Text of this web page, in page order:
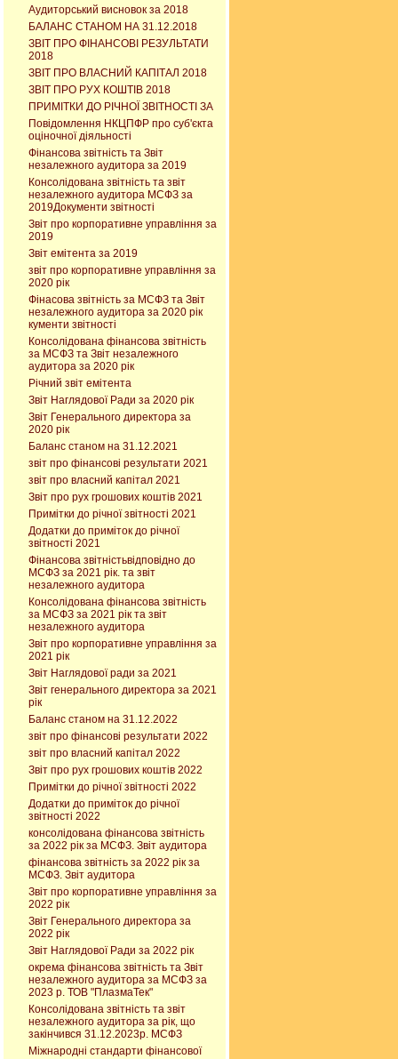
Аудиторський висновок за 2018
БАЛАНС СТАНОМ НА 31.12.2018
ЗВІТ ПРО ФІНАНСОВІ РЕЗУЛЬТАТИ
2018
ЗВІТ ПРО ВЛАСНИЙ КАПІТАЛ 2018
ЗВІТ ПРО РУХ КОШТІВ 2018
ПРИМІТКИ ДО РІЧНОЇ ЗВІТНОСТІ ЗА
Повідомлення НКЦПФР про суб'єкта
оціночної діяльності
Фінансова звітність та Звіт
незалежного аудитора за 2019
Консолідована звітність та звіт
незалежного аудитора МСФЗ за
2019Документи звітності
Звіт про корпоративне управління за
2019
Звіт емітента за 2019
звіт про корпоративне управління за
2020 рік
Фінасова звітність за МСФЗ та Звіт
незалежного аудитора за 2020 рік
кументи звітності
Консолідована фінансова звітність
за МСФЗ та Звіт незалежного
аудитора за 2020 рік
Річний звіт емітента
Звіт Наглядової Ради за 2020 рік
Звіт Генерального директора за
2020 рік
Баланс станом на 31.12.2021
звіт про фінансові результати 2021
звіт про власний капітал 2021
Звіт про рух грошових коштів 2021
Примітки до річної звітності 2021
Додатки до приміток до річної
звітності 2021
Фінансова звітністьвідповідно до
МСФЗ за 2021 рік. та звіт
незалежного аудитора
Консолідована фінансова звітність
за МСФЗ за 2021 рік та звіт
незалежного аудитора
Звіт про корпоративне управління за
2021 рік
Звіт Наглядової ради за 2021
Звіт генерального директора за 2021
рік
Баланс станом на 31.12.2022
звіт про фінансові результати 2022
звіт про власний капітал 2022
Звіт про рух грошових коштів 2022
Примітки до річної звітності 2022
Додатки до приміток до річної
звітності 2022
консолідована фінансова звітність
за 2022 рік за МСФЗ. Звіт аудитора
фінансова звітність за 2022 рік за
МСФЗ. Звіт аудитора
Звіт про корпоративне управління за
2022 рік
Звіт Генерального директора за
2022 рік
Звіт Наглядової Ради за 2022 рік
окрема фінансова звітність та Звіт
незалежного аудитора за МСФЗ за
2023 р. ТОВ "ПлазмаТек"
Консолідована звітність та звіт
незалежного аудитора за рік, що
закінчився 31.12.2023р. МСФЗ
Міжнародні стандарти фінансової